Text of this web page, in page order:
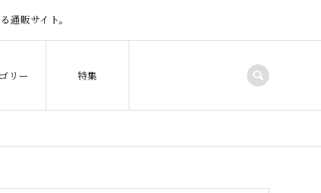
通販サイト。
リー 特集